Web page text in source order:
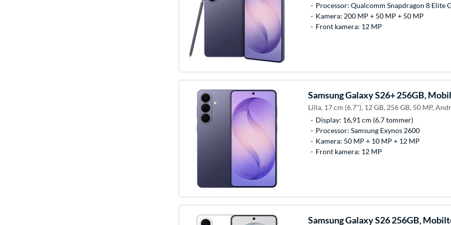
Processor: Qualcomm Snapdragon 8 Elite
Kamera: 200 MP + 50 MP + 50 MP
Front kamera: 12 MP
SamsungGalaxy S26+ 256GB,
Lilla, 17 cm (6.7"), 12 GB, 256 GB, 50 MP,
Display: 16,91 cm (6,7 tommer)
Processor: Samsung Exynos 2600
Kamera: 50 MP + 10 MP + 12 MP
Front kamera: 12 MP
SamsungGalaxy S26 256GB,